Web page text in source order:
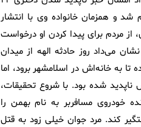
شد و همزمان خانواده وی با انتشار
از مردم برای پیدا کردن او درخواست
می‌داد روز حادثه الهه از میدان
به خانه‌اش در اسلامشهر برود، اما
شده بود. با شروع تحقیقات،
بعد راننده خودروی مسافربر به نام بهمن را
کند. مرد جوان خیلی زود به قتل